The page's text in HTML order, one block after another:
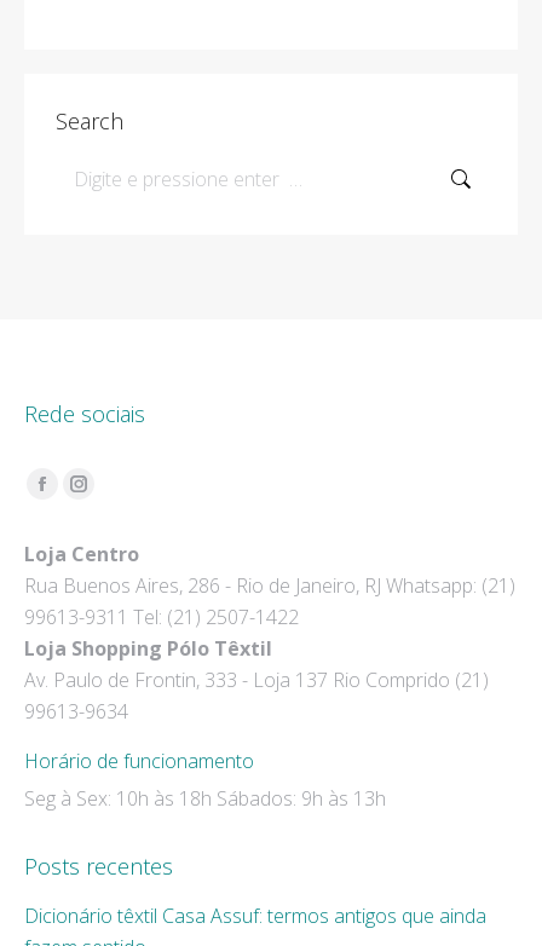
Search
Search:
Rede sociais
Encontre-nos em:
Facebook
opens
in
new
window
Instagram
opens
in
new
window
Loja Centro
Rua Buenos Aires, 286 - Rio de Janeiro, RJ Whatsapp: (21)
99613-9311 Tel: (21) 2507-1422
Loja Shopping Pólo Têxtil
Av. Paulo de Frontin, 333 - Loja 137 Rio Comprido (21)
99613-9634
Horário de funcionamento
Seg à Sex: 10h às 18h Sábados: 9h às 13h
Posts recentes
Dicionário têxtil Casa Assuf: termos antigos que ainda